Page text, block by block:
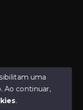
| iMartins |
Imobiliário -
uma
Ao continuar,
.